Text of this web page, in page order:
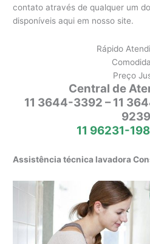
contato através de qualquer um
disponíveis aqui em nosso site.
Rápido
Preço
Central de
11 3644-3392 – 11
9239
11 96231-
Assistência técnica lavadora